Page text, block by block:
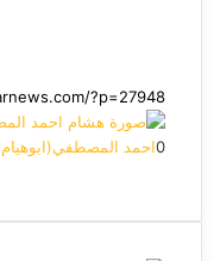
احمد المصطفي(ابوهيام0
سسس
تل